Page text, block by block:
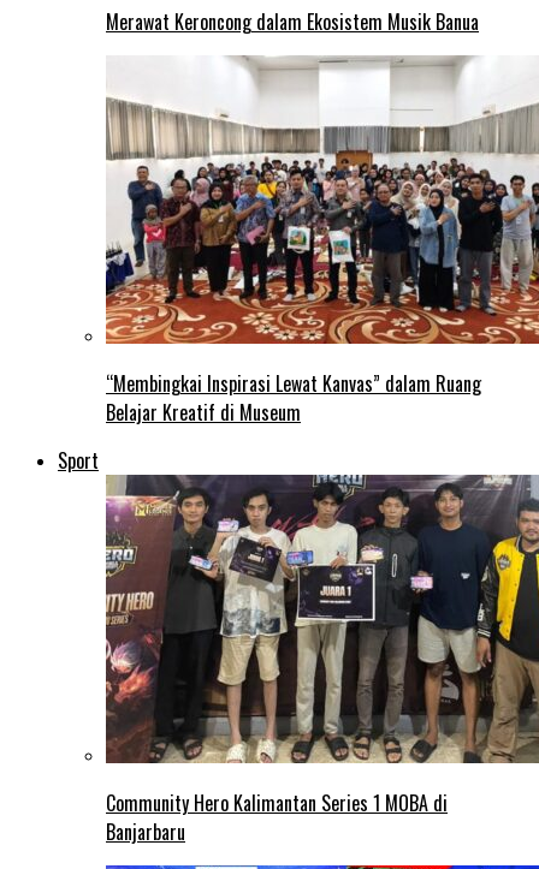
Merawat Keroncong dalam Ekosistem Musik Banua
“Membingkai Inspirasi Lewat Kanvas” dalam Ruang
Belajar Kreatif di Museum
Sport
Community Hero Kalimantan Series 1 MOBA di
Banjarbaru